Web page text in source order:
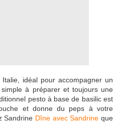
idéal pour accompagner un
à préparer et toujours une
pesto à base de basilic est
et donne du peps à votre
Sandrine Dîne avec Sandrine que